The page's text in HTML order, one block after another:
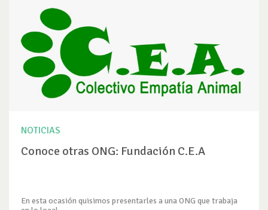
NOTICIAS
Conoce otras ONG: Fundación C.E.A
En esta ocasión quisimos presentarles a una ONG que trabaja